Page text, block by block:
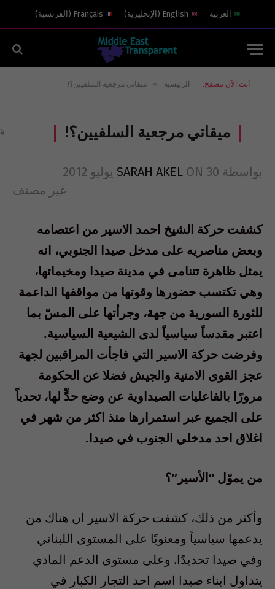
العربية English
( الإنجليزية)
Français
( الفرنسية)
أنت الآن تتصفح: الرئيسية » ميقاتي مرجعية السلفيين؟!
ميقاتي مرجعية السلفيين؟!
بواسطة SARAH AKEL ON 30 يوليو 2012
غير مصنف
كشفت حركة الشيخ احمد الاسير من اعتصامه
وبعض مناصريه على مدخل صيدا الجنوبي، انه
يمثل ظاهرة تتنامى في مدينة صيدا ومخيماتها،
وهي تكتسب حضورها وقوتها من مواقفها الداعمة
للثورة السورية من جهة، وجرأتها على المسّ بما
اعتبر مقدساً سياسياً لدى الشيعية السياسية.
وفرضت حركة الاسير التي فاجأت المراقبين لجهة
عجز القوى الامنية والجيش فضلا عن الحكومة
مرورًا بالفاعليات الصيداوية عن وضع حدٍّ لها، تحدياً
على الجميع عبر استمرارها منذ اكثر من شهر في
اغلاق احد مدخلي الجنوب في صيدا.
من يموّل “الأسير”؟
وأكثر من ذلك، كشفت حركة الاسير ان هناك من
يدعمها سياسياً ومعنويًا على المستوى اللبناني
وفي صيدا تحديدًا. وعلى مستوى الدعم المادي
يتداول ابناء صيدا اسم احد التجار الكبار في